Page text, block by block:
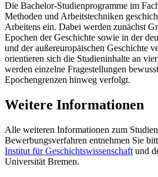
Die Bachelor-Studienprogramme im
Methoden und Arbeitstechniken
Arbeitens ein. Dabei werden zunächst
Epochen der Geschichte sowie in der
und der außereuropäischen Geschichte
orientieren sich die Studieninhalte an
werden einzelne Fragestellungen
Epochengrenzen hinweg verfolgt.
Weitere Informationen
Alle weiteren Informationen zum
Bewerbungsverfahren entnehmen Sie
Institut für Geschichtswissenschaft und
Universität Bremen.